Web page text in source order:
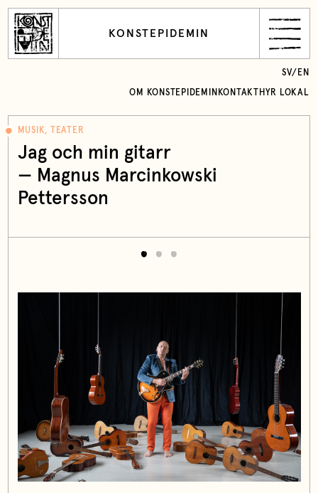
KONSTEPIDEMIN
OM KONSTEPIDEMIN KONTAKT HYR LOKAL
SV/ EN
MUSIK, TEATER
Jag och min gitarr
— Magnus Marcinkowski
Pettersson